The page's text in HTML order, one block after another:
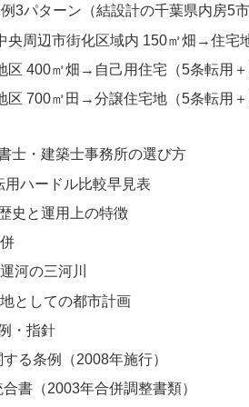
3パターン（結設計の千葉県内房5
央周辺市街化区域内 150㎡畑→住宅
区 400㎡畑→自己用住宅（5条転用＋
区 700㎡田→分譲住宅地（5条転用
士・建築士事務所の選び方
ハードル比較早見表
史と運用上の特徴
河の三河川
としての都市計画
・指針
る条例（2008年施行）
書（2003年合併調整書類）